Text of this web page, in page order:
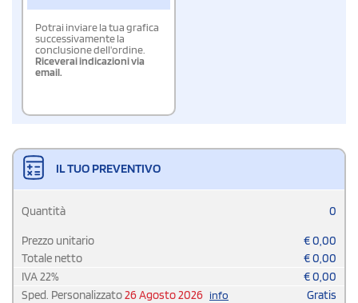
Potrai inviare la tua grafica
successivamente la
conclusione dell'ordine.
Riceverai indicazioni via
email.
IL TUO PREVENTIVO
Quantità 0
Prezzo unitario €0,00
Totale netto
€0,00
IVA22% €0,00
Sped. Personalizzato26 Agosto 2026 info
Gratis